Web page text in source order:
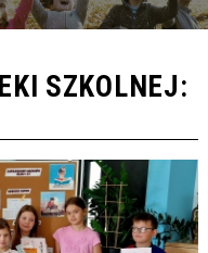
SZKOLNEJ: